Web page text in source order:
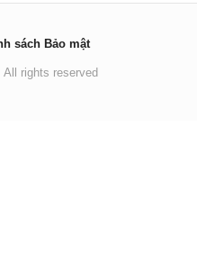
sách Bảo mật
rights reserved